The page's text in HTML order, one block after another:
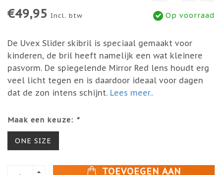
€49,95 Incl. btw Op voorraad
De Uvex Slider skibril is speciaal gemaakt voor
kinderen, de bril heeft namelijk een wat kleinere
pasvorm. De spiegelende Mirror Red lens houdt erg
veel licht tegen en is daardoor ideaal voor dagen
dat de zon intens schijnt. Lees meer..
Maak een keuze: *
ONE SIZE
TOEVOEGEN AAN